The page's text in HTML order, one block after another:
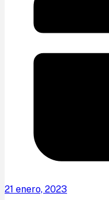
21 enero, 2023